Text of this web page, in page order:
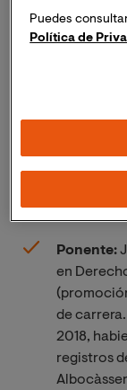
Séptima y
Ponente:
en
de
2018,
registros
Puedes
Política de